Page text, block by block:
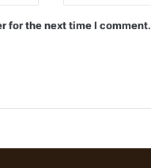
for the next time I comment.